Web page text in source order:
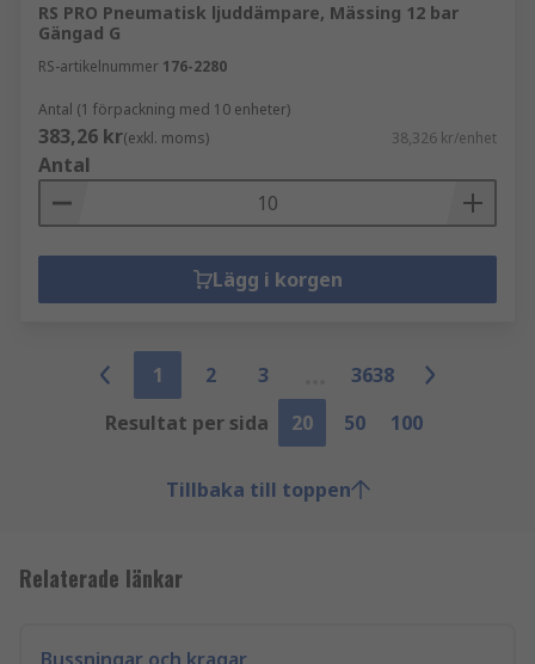
RS PRO Pneumatisk ljuddämpare, Mässing 12 bar
Gängad G
RS-artikelnummer 176-2280
Antal (1 förpackning med 10 enheter)
383,26 kr(exkl. moms) 38,326 kr/enhet
Antal
Lägg i korgen
1 2 3
3638
Resultat per sida
20 50 100
Tillbaka till toppen
Relaterade länkar